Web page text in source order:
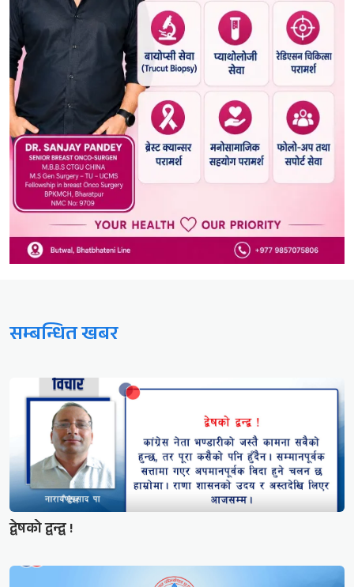
सम्बन्धित खबर
द्वेषको द्वन्द्व !